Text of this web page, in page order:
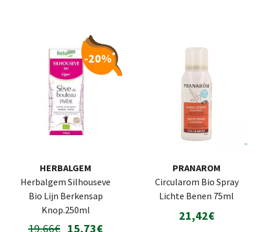
-20%*
HERBALGEM
Herbalgem Silhouseve
Bio Lijn Berkensap
Knop.250ml
19,66€ 15,73€
PRANAROM
Circularom Bio Spray
Lichte Benen 75ml
21,42€